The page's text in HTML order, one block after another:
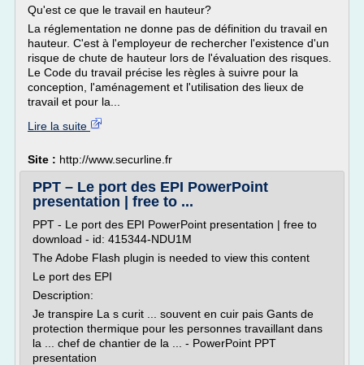
Qu'est ce que le travail en hauteur?
La réglementation ne donne pas de définition du travail en
hauteur. C'est à l'employeur de rechercher l'existence d'un
risque de chute de hauteur lors de l'évaluation des risques.
Le Code du travail précise les règles à suivre pour la
conception, l'aménagement et l'utilisation des lieux de
travail et pour la...
Lire la suite
Site : http://www.securline.fr
PPT – Le port des EPI PowerPoint
presentation | free to ...
PPT - Le port des EPI PowerPoint presentation | free to
download - id: 415344-NDU1M
The Adobe Flash plugin is needed to view this content
Le port des EPI
Description:
Je transpire La s curit ... souvent en cuir pais Gants de
protection thermique pour les personnes travaillant dans
la ... chef de chantier de la ... - PowerPoint PPT
presentation